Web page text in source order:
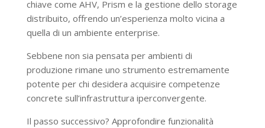
chiave come AHV, Prism e la gestione dello storage
distribuito, offrendo un’esperienza molto vicina a
quella di un ambiente enterprise.
Sebbene non sia pensata per ambienti di
produzione rimane uno strumento estremamente
potente per chi desidera acquisire competenze
concrete sull’infrastruttura iperconvergente.
Il passo successivo? Approfondire funzionalità